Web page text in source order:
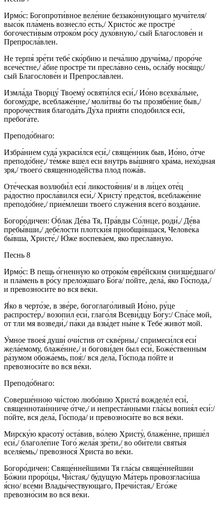
Ирмо́с: Богопроти́вное веле́ние беззако́ннующаго мучи́теля/
высо́к пла́мень вознесло́ есть,/ Христо́с же простре́
богочести́вым отроко́м ро́су духо́вную,/ сый Благослове́н и
Препросла́влен.
Не терпя́ зре́ти тебе́ ско́рбию и печа́лию дручи́ма,/ проро́че
всече́стне,/ а́бие простре́ ти пресла́вно сень, осла́бу нося́щу,/
сый Благослове́н и Препросла́влен.
Измла́да Творцу́ Твоему́ освяти́лся еси́,/ Ио́но всехва́льне,
богому́дре, всеблаже́нне,/ моли́твы бо ты прозябе́ние быв,/
проро́чествия благода́ть Ду́ха прия́ти сподо́бился еси́,
пребога́те.
Преподо́бнаго:
Избра́нием суда́ украси́лся еси́,/ свяще́нник быв, Ио́но, о́тче
преподо́бне,/ те́мже вшел еси́ внутрь вы́шняго хра́ма, нехо́дная
зря,/ твоего́ священноде́йства плод пожа́в.
Оте́ческая возлюби́л еси́ ликостоя́ния/ и в ли́цех оте́ц
ра́достно просла́вился еси́,/ Христу́ предстоя́, всеблаже́нне
преподо́бне,/ прие́млеши твоего́ служе́ния всего́ возда́ние.
Богоро́дичен: О́блак Де́ва Тя, Пра́вды Со́лнце, роди́,/ Де́ва
пребы́вши,/ дебе́лости плотски́я приобщи́вшася, Челове́ка
бы́вша, Христе́,/ Ю́же воспева́ем, я́ко пресла́вную.
Песнь 8
Ирмо́с: В пещь о́гненную ко отроко́м евре́йским снизше́дшаго/
и пла́мень в ро́су прело́жшаго Бо́га/ по́йте, дела́, я́ко Го́спода,/
и превозноси́те во вся ве́ки.
Я́ко в черто́зе, в зве́ре, богоглаго́ливый Ио́но, ру́це
распросте́р,/ возопи́л еси́, глаго́ля Всеви́дцу Бо́гу:/ Спа́се мой,
от тли мя возведи́,/ па́ки да взы́дет ны́не к Тебе́ живо́т мой.
У́мное твоея́ души́ очи́стив от скве́рны,/ спримеси́лся еси́
жела́емому, блаже́нне,/ и богови́ден был еси́, Боже́ственным
ра́зумом обожа́емь, поя́:/ вся дела́, Го́спода по́йте и
превозноси́те во вся ве́ки.
Преподо́бнаго:
Соверше́нною чи́стою любо́вию Христа́ вожделе́л еси́,
священнотаи́нниче о́тче,/ и непреста́нными гла́сы вопия́л еси́:/
по́йте, вся дела́, Го́спода/ и превозноси́те во вся ве́ки.
Мирску́ю красоту́ оста́вив, во́лею Христу́, блаже́нне, прише́л
еси́,/ благоле́пие Того́ жела́я зре́ти,/ во оби́тели святы́я
вселя́емь,/ превознося́ Христа́ во ве́ки.
Богоро́дичен: Свяще́ннейшими Тя гла́сы свяще́ннейшии
Бо́жии проро́цы, Чи́стая,/ бу́дущую Ма́терь провозгласи́ша
я́сно/ все́ми Влады́чествующаго, Пречи́стая,/ Его́же
превозно́сим во вся ве́ки.